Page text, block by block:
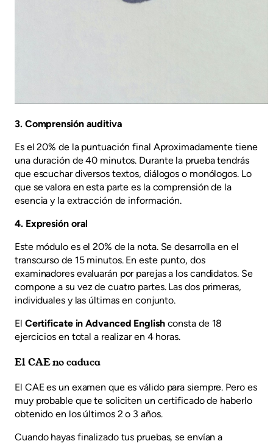
3. Comprensión auditiva
Es el 20% de la puntuación final Aproximadamente tiene
una duración de 40 minutos. Durante la prueba tendrás
que escuchar diversos textos, diálogos o monólogos. Lo
que se valora en esta parte es la comprensión de la
esencia y la extracción de información.
4. Expresión oral
Este módulo es el 20% de la nota. Se desarrolla en el
transcurso de 15 minutos. En este punto, dos
examinadores evaluarán por parejas a los candidatos. Se
compone a su vez de cuatro partes. Las dos primeras,
individuales y las últimas en conjunto.
El Certificate in Advanced Englishconsta de 18
ejercicios en total a realizar en 4 horas.
El CAE no caduca
El CAE es un examen que es válido para siempre. Pero es
muy probable que te soliciten un certificado de haberlo
obtenido en los últimos 2 o 3 años.
Cuando hayas finalizado tus pruebas, se envían a